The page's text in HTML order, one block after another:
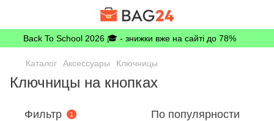
Back To School 2026 🎓 - знижки вже на сайті до 78%
Каталог Аксессуары Ключницы
Ключницы на кнопках
Фильтр 1 По популярности